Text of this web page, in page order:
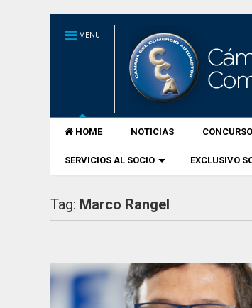
MENU
HOME NOTICIAS
SERVICIOS AL SOCIO EXCLUSIVO
Tag: Marco Rangel